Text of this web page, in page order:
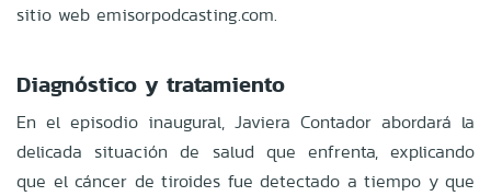
sitio web emisorpodcasting.com.
Diagnóstico y tratamiento
En el episodio inaugural, Javiera Contador abordará la
delicada situación de salud que enfrenta, explicando
que el cáncer de tiroides fue detectado a tiempo y que